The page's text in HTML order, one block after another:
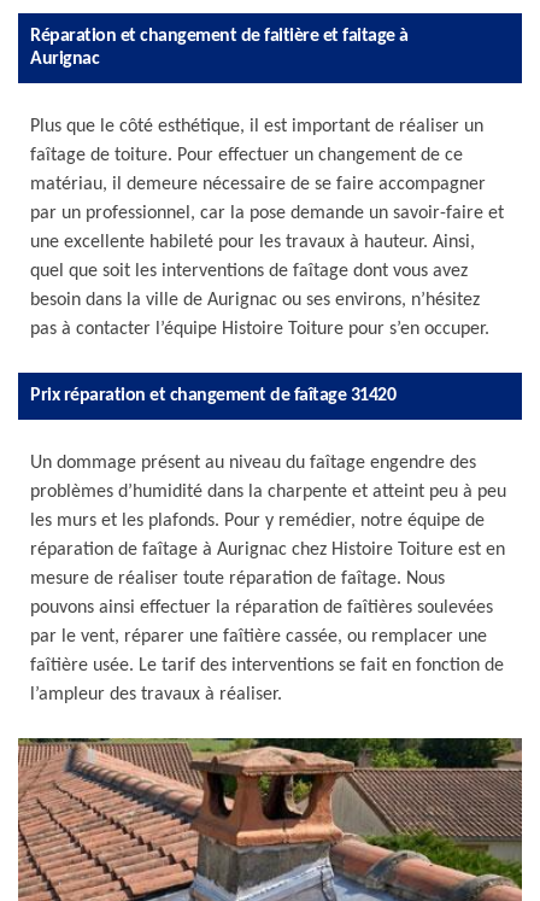
Réparation et changement de faitière et faitage à
Aurignac
Plus que le côté esthétique, il est important de réaliser un
faîtage de toiture. Pour effectuer un changement de ce
matériau, il demeure nécessaire de se faire accompagner
par un professionnel, car la pose demande un savoir-faire et
une excellente habileté pour les travaux à hauteur. Ainsi,
quel que soit les interventions de faîtage dont vous avez
besoin dans la ville de Aurignac ou ses environs, n’hésitez
pas à contacter l’équipe Histoire Toiture pour s’en occuper.
Prix réparation et changement de faîtage 31420
Un dommage présent au niveau du faîtage engendre des
problèmes d’humidité dans la charpente et atteint peu à peu
les murs et les plafonds. Pour y remédier, notre équipe de
réparation de faîtage à Aurignac chez Histoire Toiture est en
mesure de réaliser toute réparation de faîtage. Nous
pouvons ainsi effectuer la réparation de faîtières soulevées
par le vent, réparer une faîtière cassée, ou remplacer une
faîtière usée. Le tarif des interventions se fait en fonction de
l’ampleur des travaux à réaliser.